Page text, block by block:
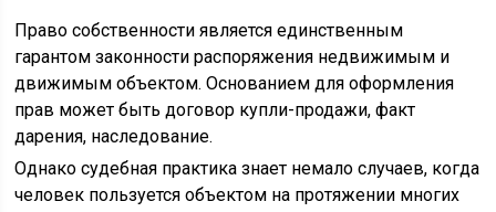
Право собственности является единственным
гарантом законности распоряжения недвижимым и
движимым объектом. Основанием для оформления
прав может быть договор купли-продажи, факт
дарения, наследование.
Однако судебная практика знает немало случаев, когда
человек пользуется объектом на протяжении многих